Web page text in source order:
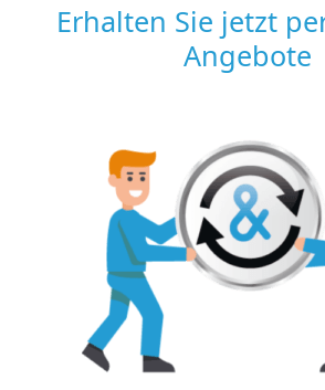
Erhalten Sie jetzt
Angebote